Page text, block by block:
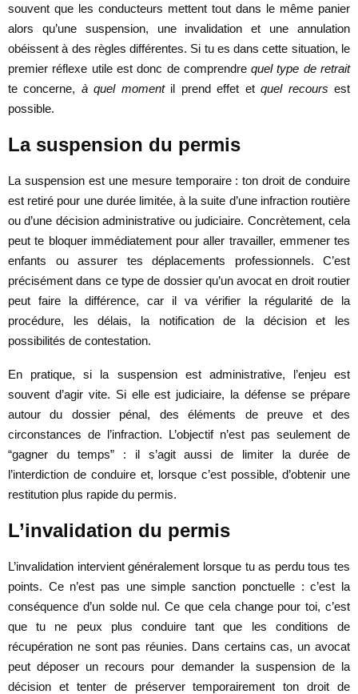
souvent que les conducteurs mettent tout dans le même panier
alors qu’une suspension, une invalidation et une annulation
obéissent à des règles différentes. Si tu es dans cette situation, le
premier réflexe utile est donc de comprendrequel type de retrait
te concerne, à quel momentil prend effet etquel recours est
possible.
La suspension du permis
La suspension est une mesure temporaire : ton droit de conduire
est retiré pour une durée limitée, à la suite d’une infraction routière
ou d’une décision administrative ou judiciaire. Concrètement, cela
peut te bloquer immédiatement pour aller travailler, emmener tes
enfants ou assurer tes déplacements professionnels. C’est
précisément dans ce type de dossier qu’un avocat en droit routier
peut faire la différence, car il va vérifier la régularité de la
procédure, les délais, la notification de la décision et les
possibilités de contestation.
En pratique, si la suspension est administrative, l’enjeu est
souvent d’agir vite. Si elle est judiciaire, la défense se prépare
autour du dossier pénal, des éléments de preuve et des
circonstances de l’infraction. L’objectif n’est pas seulement de
“gagner du temps” : il s’agit aussi de limiter la durée de
l’interdiction de conduire et, lorsque c’est possible, d’obtenir une
restitution plus rapide du permis.
L’invalidation du permis
L’invalidation intervient généralement lorsque tu as perdu tous tes
points. Ce n’est pas une simple sanction ponctuelle : c’est la
conséquence d’un solde nul. Ce que cela change pour toi, c’est
que tu ne peux plus conduire tant que les conditions de
récupération ne sont pas réunies. Dans certains cas, un avocat
peut déposer un recours pour demander la suspension de la
décision et tenter de préserver temporairement ton droit de